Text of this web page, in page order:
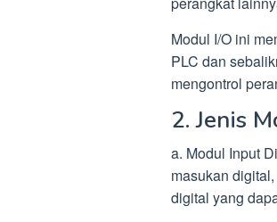
Modul I/O ini
PLC dan
mengontrol
2. Jenis
a. Modul Input
masukan
digital yang